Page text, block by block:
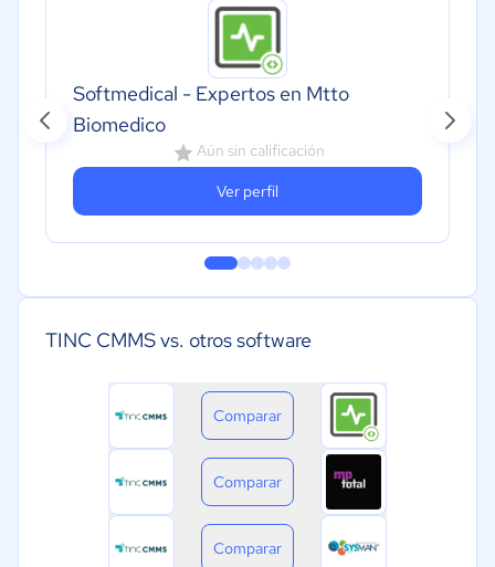
Softmedical - Expertos en Mtto
Biomedico
Aún sin calificación
Ver perfil
TINC CMMS vs. otros software
Comparar
Comparar
Comparar